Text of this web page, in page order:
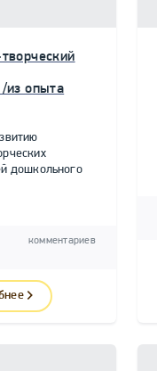
из опыта
дошкольного
комментариев